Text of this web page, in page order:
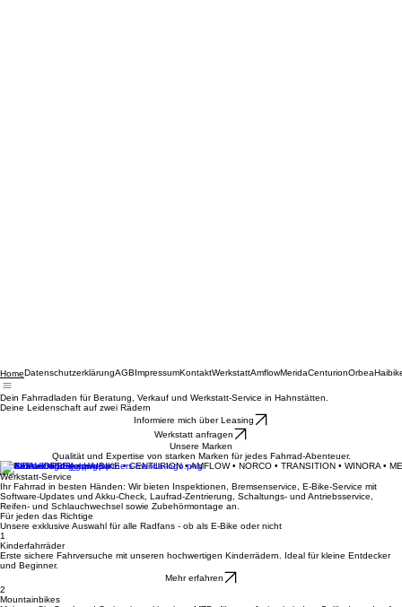
HomeDatenschutzerklärungAGB ImpressumKontaktWerkstattAmflowMeridaCenturion
Dein Fahrradladen für Beratung, Verkauf und Werkstatt-Service in Hahnstätten.
Informiere mich über Leasing
Werkstatt anfragen
Qualität und Expertise von starken Marken für jedes Fahrrad-Abenteuer.
MERIDA • ORBEA • HAIBIKE • CENTURION • AMFLOW • NORCO • TRANSITION • WINORA •
Werkstatt-Service
Ihr Fahrrad in besten Händen: Wir bieten Inspektionen, Bremsenservice, E-Bike-Service mit
Software-Updates und Akku-Check, Laufrad-Zentrierung, Schaltungs- und Antriebsservice,
Reifen- und Schlauchwechsel sowie Zubehörmontage an.
Für jeden das Richtige
Unsere exklusive Auswahl für alle Radfans - ob als E-Bike oder nicht
1
Erste sichere Fahrversuche mit unseren hochwertigen Kinderrädern. Ideal für kleine Entdecker
und Beginner.